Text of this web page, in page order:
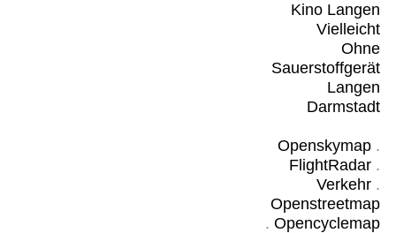
Kino Langen
Vielleicht
Ohne
Sauerstoffgerät
Langen
Darmstadt
Openskymap.
FlightRadar.
Verkehr.
Openstreetmap
. Opencyclemap